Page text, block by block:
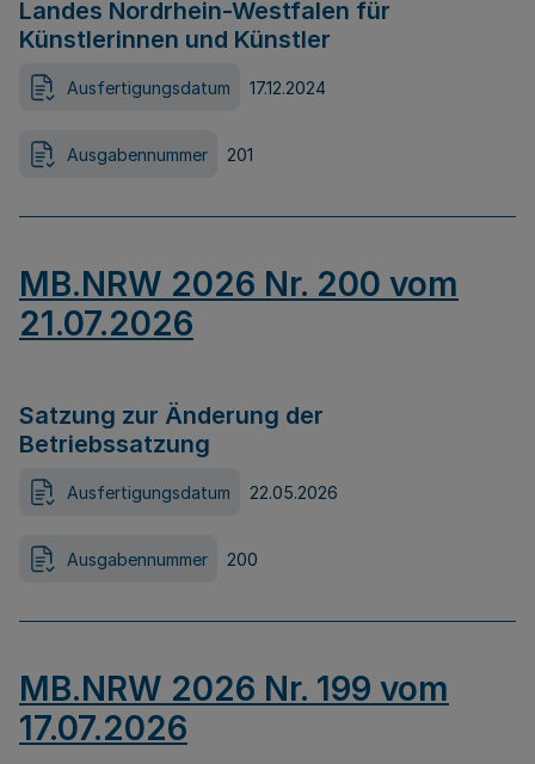
Landes Nordrhein-Westfalen für
Künstlerinnen und Künstler
Ausfertigungsdatum 17.12.2024
Ausgabennummer 201
MB.NRW 2026 Nr. 200 vom
21.07.2026
Satzung zur Änderung der
Betriebssatzung
Ausfertigungsdatum 22.05.2026
Ausgabennummer 200
MB.NRW 2026 Nr. 199 vom
17.07.2026